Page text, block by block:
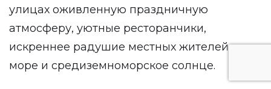
улицах оживленную праздничную
атмосферу, уютные ресторанчики,
искреннее радушие местных жителей,
море и средиземноморское солнце.